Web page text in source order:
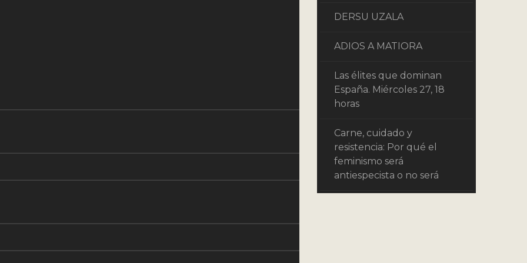
DERSU UZALA
ADIOS A MATIORA
Las élites que dominan
España. Miércoles 27, 18
horas
Carne, cuidado y
resistencia: Por qué el
feminismo será
antiespecista o no será